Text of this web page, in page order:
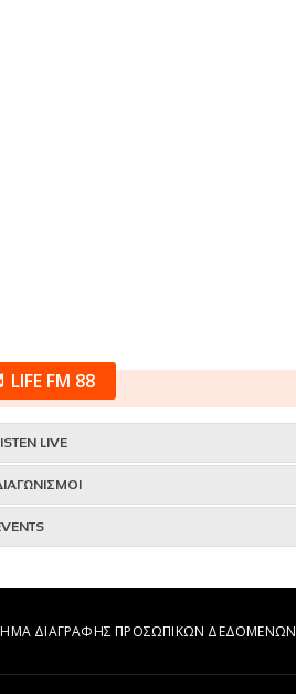
LIFE FM 88
LIVE
ΔΙΑΓΡΑΦΗΣ ΠΡΟΣΩΠΙΚΩΝ ΔΕΔΟΜΕΝΩΝ